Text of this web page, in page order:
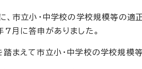
市立小・中学校の学校規模等の適
月に答申がありました。
踏まえて市立小・中学校の学校規模